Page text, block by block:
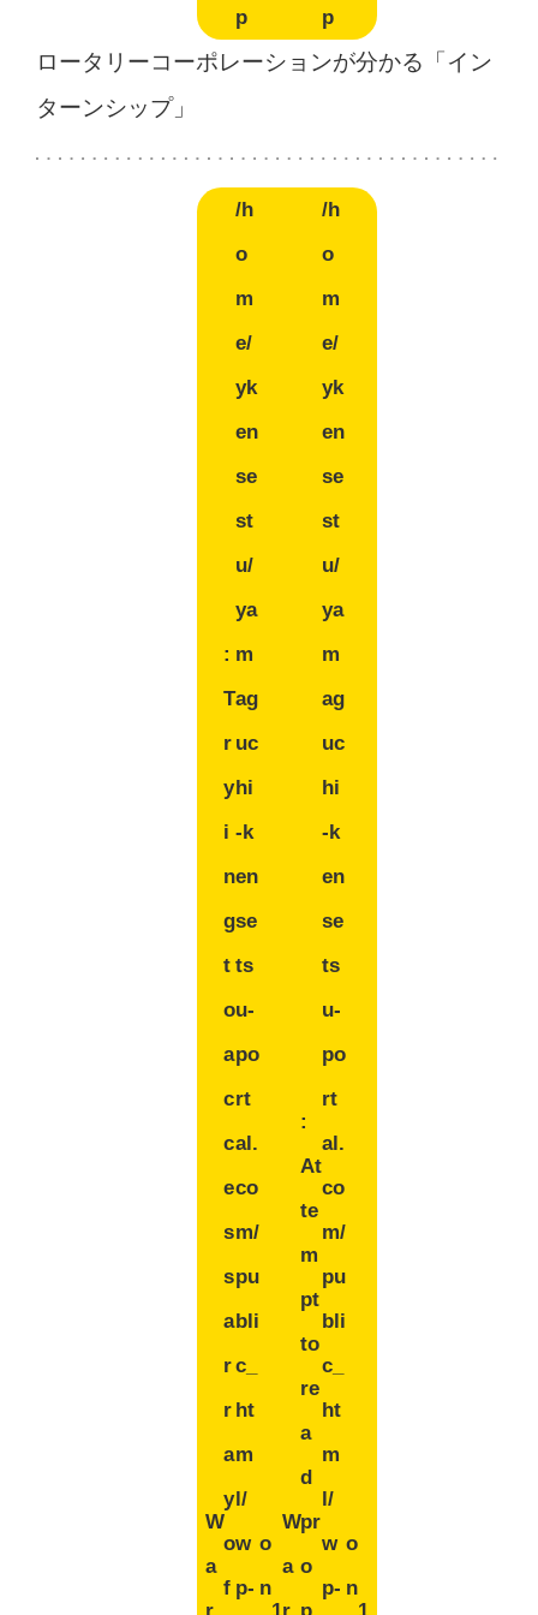
p
p
ロータリーコーポレーションが分かる「イン
ターンシップ」
W
a
:
T
r
y
i
n
g
t
o
a
c
c
e
s
s
a
r
r
a
y
o
f
/h
o
m
e/
yk
en
se
st
u/
ya
m
ag
uc
hi
-k
en
se
ts
u-
po
rt
al.
co
m/
pu
bli
c_
ht
m
l/
w
p-
o
n
W
a
:
At
te
m
pt
to
re
a
d
pr
o
/h
o
m
e/
yk
en
se
st
u/
ya
m
ag
uc
hi
-k
en
se
ts
u-
po
rt
al.
co
m/
pu
bli
c_
ht
m
l/
w
p-
o
n